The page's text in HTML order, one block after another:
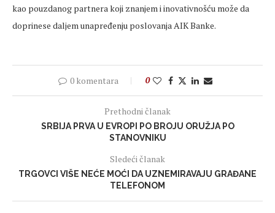
kao pouzdanog partnera koji znanjem i inovativnošću može da
doprinese daljem unapređenju poslovanja AIK Banke.
0 komentara 0
Prethodni članak
SRBIJA PRVA U EVROPI PO BROJU ORUŽJA PO
STANOVNIKU
Sledeći članak
TRGOVCI VIŠE NEĆE MOĆI DA UZNEMIRAVAJU GRAĐANE
TELEFONOM